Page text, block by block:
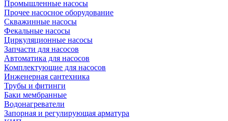
Промышленные насосы
Прочее насосное оборудование
Скважинные насосы
Фекальные насосы
Циркуляционные насосы
Запчасти для насосов
Автоматика для насосов
Комплектующие для насосов
Инженерная сантехника
Трубы и фитинги
Баки мембранные
Водонагреватели
Запорная и регулирующая арматура